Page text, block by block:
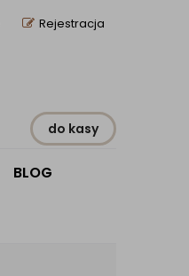
Rejestracja
do kasy
BLOG